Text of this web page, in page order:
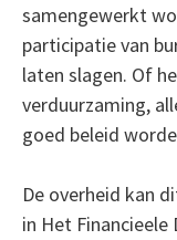
samengewerkt
participatie van
laten slagen. Of
verduurzaming,
goed beleid
De overheid kan
in Het Financieele